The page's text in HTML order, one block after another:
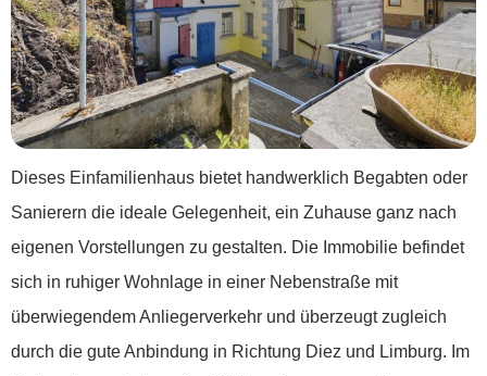
Dieses Einfamilienhaus bietet handwerklich Begabten oder
Sanierern die ideale Gelegenheit, ein Zuhause ganz nach
eigenen Vorstellungen zu gestalten. Die Immobilie befindet
sich in ruhiger Wohnlage in einer Nebenstraße mit
überwiegendem Anliegerverkehr und überzeugt zugleich
durch die gute Anbindung in Richtung Diez und Limburg. Im